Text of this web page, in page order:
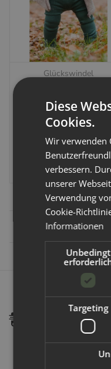
Glückswindel
Glückswindel Longie
Artikelnummer:752008
46,95 €*
Schnelle Lieferung:
Als DHL Premium
sicheren Versand
14:00 Uhr
verschickt.
Diese
Cookies.
Wir verwenden
verbessern.
unserer
Verwendung
Cookie-
Informationen
Unbedingt
Targeting